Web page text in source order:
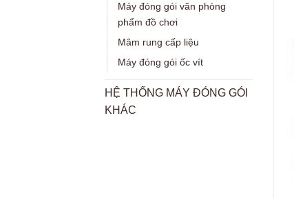
Máy đóng gói văn phòng
phẩm đồ chơi
Mâm rung cấp liệu
Máy đóng gói ốc vít
HỆ THỐNG MÁY ĐÓNG GÓI
KHÁC